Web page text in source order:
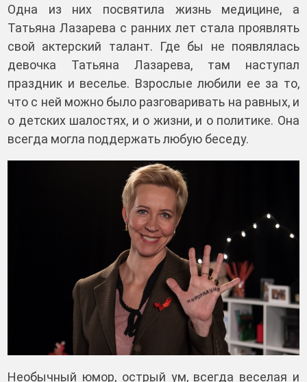
Одна из них посвятила жизнь медицине, а
Татьяна Лазарева с ранних лет стала проявлять
свой актерский талант. Где бы не появлялась
девочка Татьяна Лазарева, там наступал
праздник и веселье. Взрослые любили ее за то,
что с ней можно было разговаривать на равных, и
о детских шалостях, и о жизни, и о политике. Она
всегда могла поддержать любую беседу.
Необычный юмор, острый ум, всегда веселая и